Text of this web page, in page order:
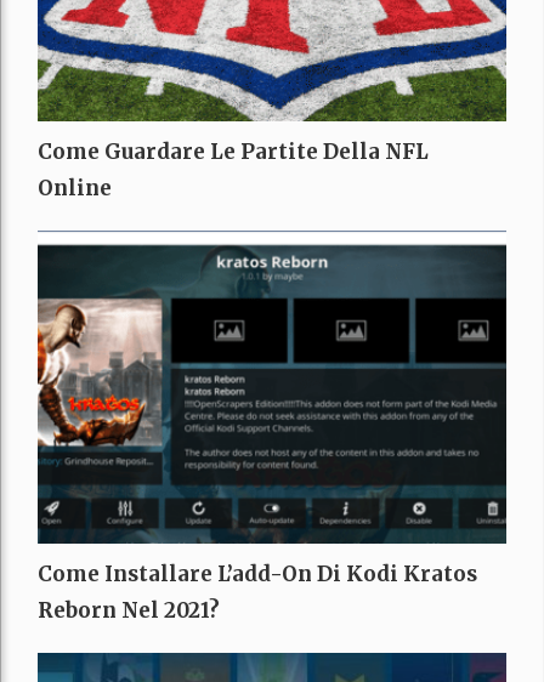
Come Guardare Le Partite Della NFL
Online
Come Installare L’add-On Di Kodi Kratos
Reborn Nel 2021?